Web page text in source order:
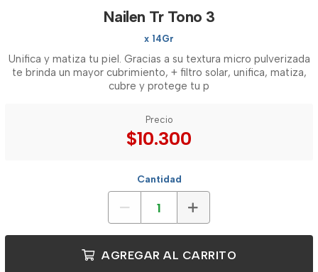
Nailen Tr Tono 3
x 14Gr
Unifica y matiza tu piel. Gracias a su textura micro pulverizada
te brinda un mayor cubrimiento, + filtro solar, unifica, matiza,
cubre y protege tu p
Precio
$10.300
Cantidad
AGREGAR AL CARRITO